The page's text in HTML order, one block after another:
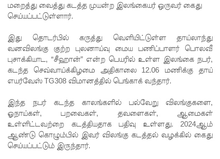
சிறைச்சா
நேற்று
அமைதியி
ன்மை - 11
காயம்!
குருவிட்ட
சிறை
மறைத்து வைத்து கடத்த முயன்ற இலங்கையர் ஒருவர் கைது
செய்யப்பட்டுள்ளார்.
இது தொடர்பில் கருத்து வெளியிட்டுள்ள தாய்லாந்து
வனவிலங்கு குற்ற புலனாய்வு மைய பணிப்பாளர் பொலவீ
புசாக்கியாட, “சீஹான்” என்ற பெயரில் உள்ள இலங்கை நபர்,
கடந்த செவ்வாய்க்கிழமை அதிகாலை 12.06 மணிக்கு தாய்
எயர்வேஸ் TG308 விமானத்தில் பெங்காக் வந்தார்.
இந்த நபர் கடந்த காலங்களில் பல்வேறு விலங்குகளை,
ஓநாய்கள், பறவைகள், தவளைகள், ஆமைகள்
உள்ளிட்டவற்றை கடத்தியதாக பதிவு உள்ளது. 2024ஆம்
ஆண்டு கொழும்பில் இவர் விலங்கு கடத்தல் வழக்கில் கைது
செய்யப்பட்டும் இருந்தார்.